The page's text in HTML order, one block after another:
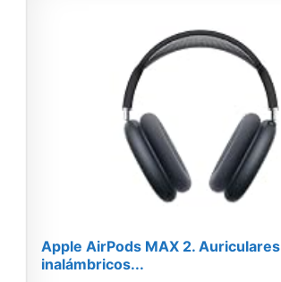
Apple AirPods MAX 2. Auriculares
inalámbricos...